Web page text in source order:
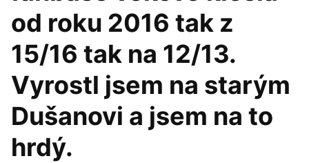
od roku 2016 tak z
15/16 tak na 12/13.
Vyrostl jsem na starým
Dušanovi a jsem na to
hrdý.